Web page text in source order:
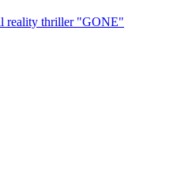
reality thriller "GONE"